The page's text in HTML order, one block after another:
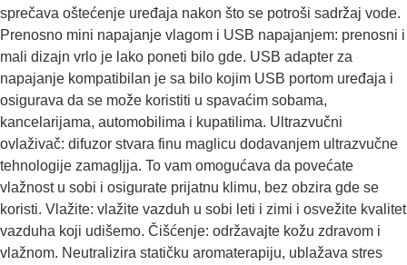
sprečava oštećenje uređaja nakon što se potroši sadržaj vode.
Prenosno mini napajanje vlagom i USB napajanjem: prenosni i
mali dizajn vrlo je lako poneti bilo gde. USB adapter za
napajanje kompatibilan je sa bilo kojim USB portom uređaja i
osigurava da se može koristiti u spavaćim sobama,
kancelarijama, automobilima i kupatilima. Ultrazvučni
ovlaživač: difuzor stvara finu maglicu dodavanjem ultrazvučne
tehnologije zamagljja. To vam omogućava da povećate
vlažnost u sobi i osigurate prijatnu klimu, bez obzira gde se
koristi. Vlažite: vlažite vazduh u sobi leti i zimi i osvežite kvalitet
vazduha koji udišemo. Čišćenje: održavajte kožu zdravom i
vlažnom. Neutralizira statičku aromaterapiju, ublažava stres